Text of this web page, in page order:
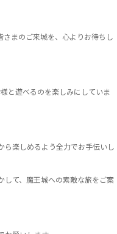
まのご来城を、心よりお待ちし
と遊べるのを楽しみにしていま
ら楽しめるよう全力でお手伝いし
して、魔王城への素敵な旅をご案